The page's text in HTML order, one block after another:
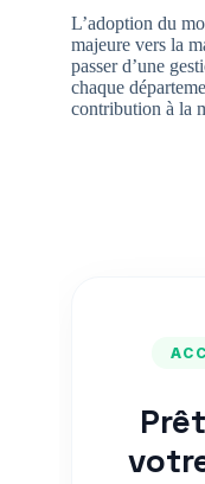
L’adoption du
majeure vers la
passer d’une
chaque
contribution à la